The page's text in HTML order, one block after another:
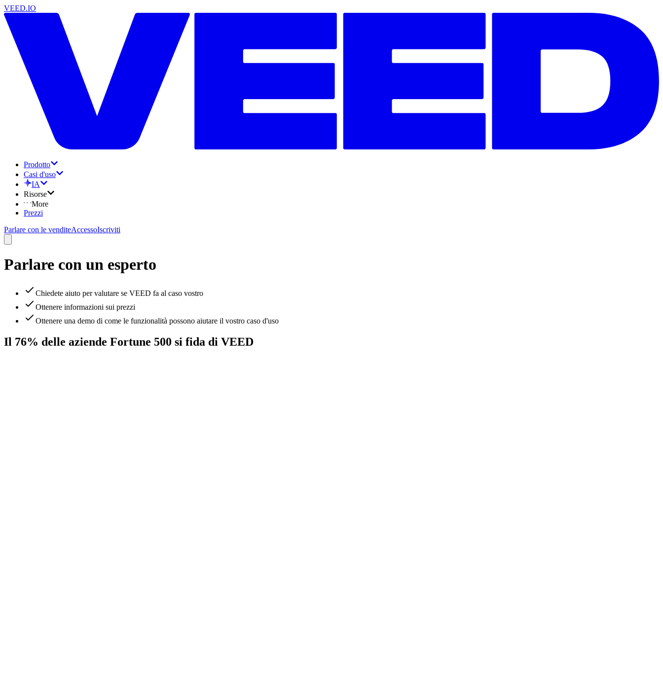
VEED.IO
Prodotto
Casi d'uso
IA
Risorse
More
Prezzi
Parlare con le venditeAccessoIscriviti
Parlare con un esperto
Chiedete aiuto per valutare se VEED fa al caso vostro
Ottenere informazioni sui prezzi
Ottenere una demo di come le funzionalità possono aiutare il vostro caso d'uso
Il 76% delle aziende Fortune 500 si fida di VEED